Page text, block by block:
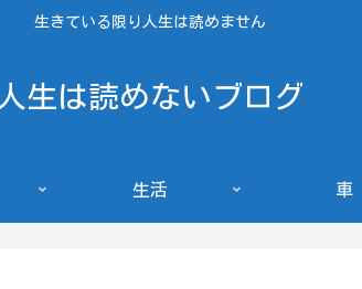
生きている限り人生は読めません
人生は読めないブログ
生活 車